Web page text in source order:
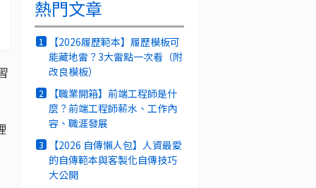
熱門文章
1
【2026履歷範本】履歷模板可
能藏地雷？3大雷點一次看（附
改良模板）
2
【職業開箱】前端工程師是什
麼？前端工程師薪水、工作內
容、職涯發展
3
【2026 自傳懶人包】人資最愛
的自傳範本與客製化自傳技巧
大公開